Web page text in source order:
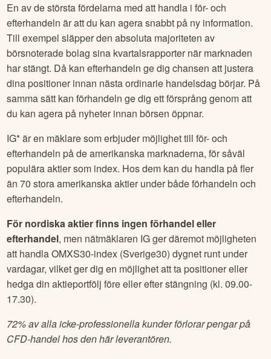
En av de största fördelarna med att handla i för- och
efterhandeln är att du kan agera snabbt på ny information.
Till exempel släpper den absoluta majoriteten av
börsnoterade bolag sina kvartalsrapporter när marknaden
har stängt. Då kan efterhandeln ge dig chansen att justera
dina positioner innan nästa ordinarie handelsdag börjar. På
samma sätt kan förhandeln ge dig ett försprång genom att
du kan agera på nyheter innan börsen öppnar.
IG* är en mäklare som erbjuder möjlighet till för- och
efterhandeln på de amerikanska marknaderna, för såväl
populära aktier som index. Hos dem kan du handla på fler
än 70 stora amerikanska aktier under både förhandeln och
efterhandeln.
För nordiska aktier finns ingen förhandel eller
efterhandel, men nätmäklaren IG ger däremot möjligheten
att handla OMXS30-index (Sverige30) dygnet runt under
vardagar, vilket ger dig en möjlighet att ta positioner eller
hedga din aktieportfölj före eller efter stängning (kl. 09.00-
17.30).
72% av alla icke-professionella kunder förlorar pengar på
CFD-handel hos den här leverantören.